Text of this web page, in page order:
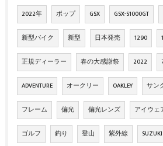
2022年 ポップ GSX GSX-S1000GT
新型バイク 新型 日本発売 1290
正規ディーラー 春の大感謝祭 2022
ADVENTURE オークリー OAKLEY サン
フレーム 偏光 偏光レンズ アイウェ
ゴルフ 釣り 登山 紫外線